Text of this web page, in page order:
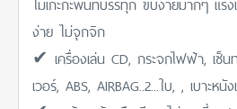
ง่าย ไม่จุกจิก
✔ เครื่องเล่น CD, กระจกไฟฟ้า, เซ็
เวอร์, ABS, AIRBAG..2...ใบ, , เบาะ